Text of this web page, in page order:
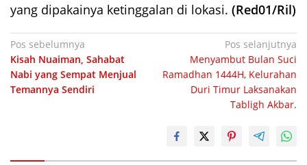
yang dipakainya ketinggalan di lokasi. (Red01/Ril)
Navigasi
pos
Pos sebelumnya
Kisah Nuaiman, Sahabat
Nabi yang Sempat Menjual
Temannya Sendiri
Pos selanjutnya
Menyambut Bulan Suci
Ramadhan 1444H, Kelurahan
Duri Timur Laksanakan
Tabligh Akbar.